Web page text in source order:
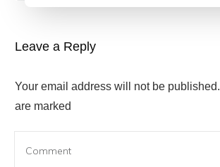
Leave a Reply
Your email address will not be published.
are marked